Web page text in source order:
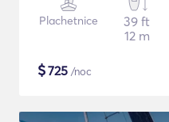
Plachetnice
39 ft
12 m
$725 /noc